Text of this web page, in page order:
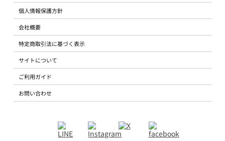
個人情報保護方針
会社概要
特定商取引法に基づく表示
サイトについて
ご利用ガイド
お問い合わせ